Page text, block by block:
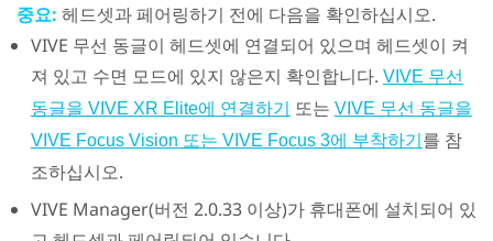
중요: 헤드셋과 페어링하기 전에 다음을 확인하십시오.
VIVE 무선 동글이 헤드셋에 연결되어 있으며 헤드셋이 켜
져 있고 수면 모드에 있지 않은지 확인합니다. VIVE 무선
동글을 VIVE XR Elite에 연결하기
또는 VIVE 무선 동글을
VIVE Focus Vision 또는 VIVE Focus 3에 부착하기 를 참
조하십시오.
VIVE Manager(버전 2.0.33 이상)가 휴대폰에 설치되어 있